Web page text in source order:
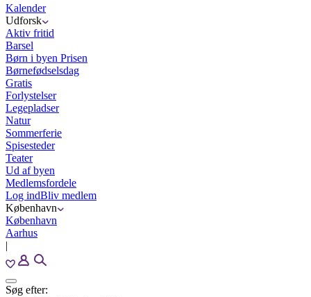
Kalender
Udforsk
Aktiv fritid
Barsel
Børn i byen Prisen
Børnefødselsdag
Gratis
Forlystelser
Legepladser
Natur
Sommerferie
Spisesteder
Teater
Ud af byen
Medlemsfordele
Log indBliv medlem
København
København
Aarhus
|
Søg efter: